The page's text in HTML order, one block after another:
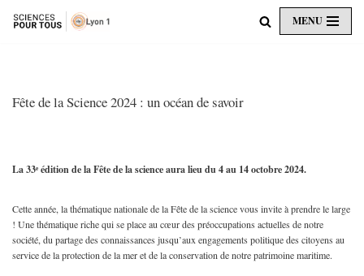
MENU
Fête de la Science 2024 : un océan de savoir
La 33ᵉ édition de la Fête de la science aura lieu du 4 au 14 octobre 2024.
Cette année, la thématique nationale de la Fête de la science vous invite à prendre le large
! Une thématique riche qui se place au cœur des préoccupations actuelles de notre
société, du partage des connaissances jusqu’aux engagements politique des citoyens au
service de la protection de la mer et de la conservation de notre patrimoine maritime.